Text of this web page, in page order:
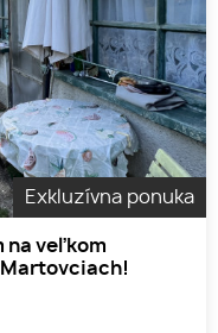
Exkluzívna ponuka
na veľkom